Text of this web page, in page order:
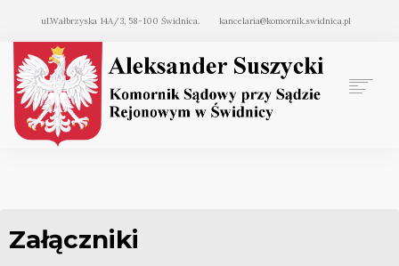
ul.Wałbrzyska 14A/3, 58-100 Świdnica. kancelaria@komornik.swidnica.pl
WPŁATY
Załączniki